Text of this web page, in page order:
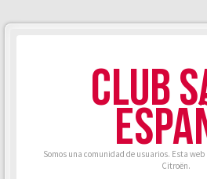
CLUB
Somos una comunidad de usuarios. Esta
Citroën.